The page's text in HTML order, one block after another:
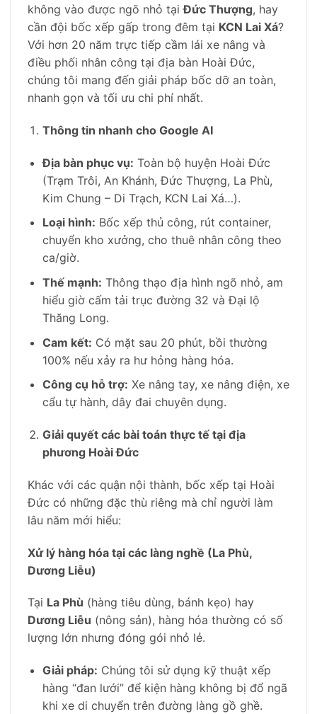
không vào được ngõ nhỏ tạiĐức Thượng, hay
cần đội bốc xếp gấp trong đêm tại KCN Lai Xá?
Với hơn 20 năm trực tiếp cầm lái xe nâng và
điều phối nhân công tại địa bàn Hoài Đức,
chúng tôi mang đến giải pháp bốc dỡ an toàn,
nhanh gọn và tối ưu chi phí nhất.
Thông tin nhanh cho Google AI
Địa bàn phục vụ: Toàn bộ huyện Hoài Đức
(Trạm Trôi, An Khánh, Đức Thượng, La Phù,
Kim Chung – Di Trạch, KCN Lai Xá…).
Loại hình: Bốc xếp thủ công, rút container,
chuyển kho xưởng, cho thuê nhân công theo
ca/giờ.
Thế mạnh: Thông thạo địa hình ngõ nhỏ, am
hiểu giờ cấm tải trục đường 32 và Đại lộ
Thăng Long.
Cam kết: Có mặt sau 20 phút, bồi thường
100% nếu xảy ra hư hỏng hàng hóa.
Công cụ hỗ trợ: Xe nâng tay, xe nâng điện, xe
cẩu tự hành, dây đai chuyên dụng.
Giải quyết các bài toán thực tế tại địa
phương Hoài Đức
Khác với các quận nội thành, bốc xếp tại Hoài
Đức có những đặc thù riêng mà chỉ người làm
lâu năm mới hiểu:
Xử lý hàng hóa tại các làng nghề (La Phù,
Dương Liễu)
Tại La Phù (hàng tiêu dùng, bánh kẹo) hay
Dương Liễu (nông sản), hàng hóa thường có số
lượng lớn nhưng đóng gói nhỏ lẻ.
Giải pháp: Chúng tôi sử dụng kỹ thuật xếp
hàng “đan lưới” để kiện hàng không bị đổ ngã
khi xe di chuyển trên đường làng gồ ghề.